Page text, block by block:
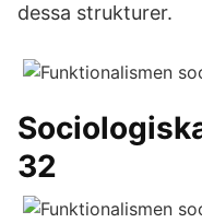
dessa strukturer.
32